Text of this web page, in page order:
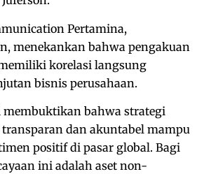
Pertamina,
menekankan bahwa pengakuan
korelasi langsung
bisnis perusahaan.
membuktikan bahwa strategi
dan akuntabel mampu
positif di pasar global. Bagi
ini adalah aset non-